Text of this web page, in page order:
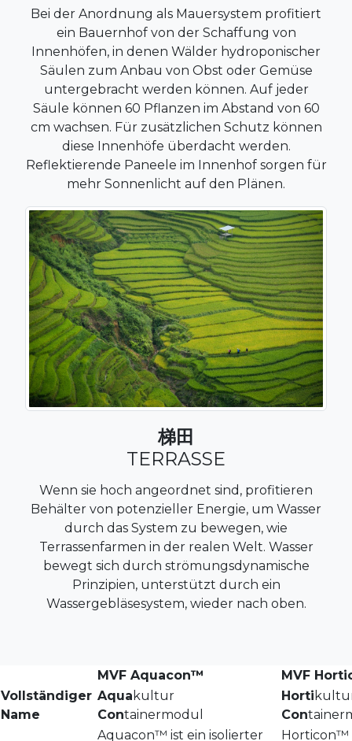
Bei der Anordnung als Mauersystem profitiert
ein Bauernhof von der Schaffung von
Innenhöfen, in denen Wälder hydroponischer
Säulen zum Anbau von Obst oder Gemüse
untergebracht werden können. Auf jeder
Säule können 60 Pflanzen im Abstand von 60
cm wachsen. Für zusätzlichen Schutz können
diese Innenhöfe überdacht werden.
Reflektierende Paneele im Innenhof sorgen für
mehr Sonnenlicht auf den Plänen.
梯田
TERRASSE
Wenn sie hoch angeordnet sind, profitieren
Behälter von potenzieller Energie, um Wasser
durch das System zu bewegen, wie
Terrassenfarmen in der realen Welt. Wasser
bewegt sich durch strömungsdynamische
Prinzipien, unterstützt durch ein
Wassergebläsesystem, wieder nach oben.
MVF Aquacon™
MVF
Vollständiger
Name
Aqua kultur
Containermodul
Horti
Con
Aquacon™ ist ein isolierter
Horticon™